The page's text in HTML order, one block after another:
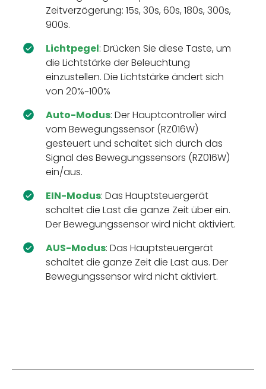
Zeitverzögerung: 15s, 30s, 60s, 180s, 300s,
900s.
Lichtpegel: Drücken Sie diese Taste, um
die Lichtstärke der Beleuchtung
einzustellen. Die Lichtstärke ändert sich
von 20%~100%
Auto-Modus: Der Hauptcontroller wird
vom Bewegungssensor (RZ016W)
gesteuert und schaltet sich durch das
Signal des Bewegungssensors (RZ016W)
ein/aus.
EIN-Modus: Das Hauptsteuergerät
schaltet die Last die ganze Zeit über ein.
Der Bewegungssensor wird nicht aktiviert.
AUS-Modus: Das Hauptsteuergerät
schaltet die ganze Zeit die Last aus. Der
Bewegungssensor wird nicht aktiviert.